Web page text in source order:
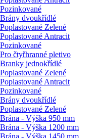
Pozinkované
Brány dvoukřídlé
Poplastované Zelené
Poplastované Antracit
Pozinkované
Pro čtyřhranné pletivo
Branky jednokřídlé
Poplastované Zelené
Poplastované Antracit
Pozinkované
Brány dvoukřídlé
Poplastované Zelené
Brána - Výška 950 mm
Brána - Výška 1200 mm
Brána - Výška 1450 mm